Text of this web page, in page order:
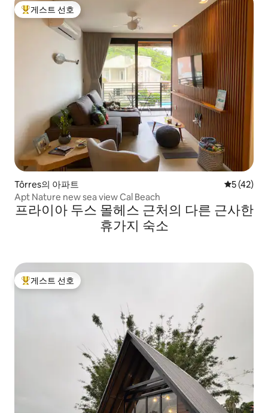
상위 게스트 선호
게스트 선호
Tôrres의 아파트 평점 5점
5 (42)
Apt Nature new sea view Cal Beach
프라이아 두스 몰헤스 근처의 다른 근사한
휴가지 숙소
상위 게스트 선호
게스트 선호